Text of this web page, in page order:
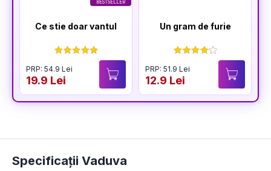
BESTSELLER
Ce stie doar vantul
PRP: 54.9 Lei
19.9 Lei
Un gram de furie
PRP: 51.9 Lei
12.9 Lei
Specificații Vaduva